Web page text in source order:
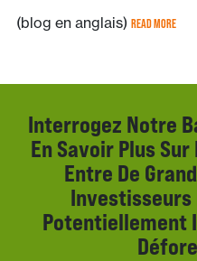
(blog en anglais) READ MORE
Interrogez Notre
En Savoir Plus
Entre De
Investisseurs
Potentiellement